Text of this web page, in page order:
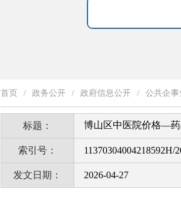
首页 / 政务公开 / 政府信息公开 / 公共企
标题： 博山区中医院价格—
索引号： 11370304004218592H/
发文日期： 2026-04-27